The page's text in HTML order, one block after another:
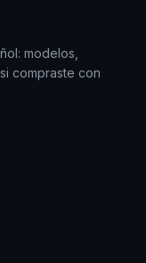
modelos,
compraste con